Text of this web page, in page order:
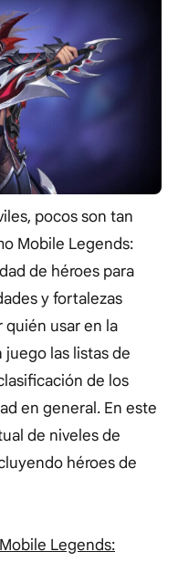
pocos son tan
Mobile Legends:
de héroes para
y fortalezas
usar en la
las listas de
de los
en general. En este
de niveles de
héroes de
Legends: